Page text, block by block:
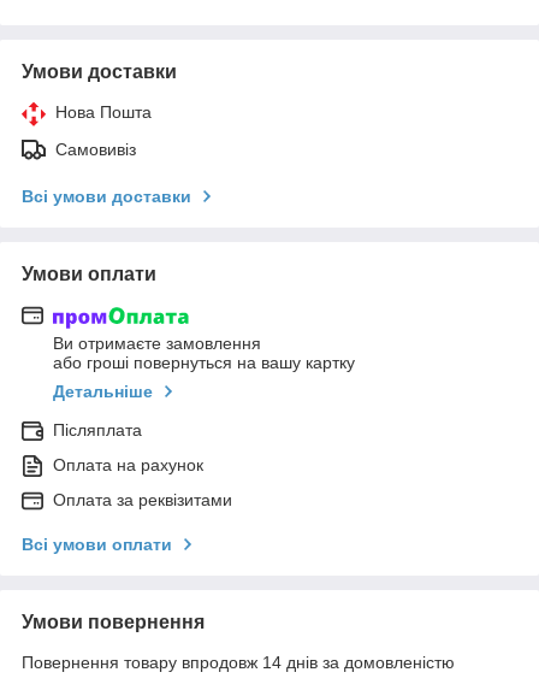
Умови доставки
Нова Пошта
Самовивіз
Всі умови доставки
Умови оплати
Ви отримаєте замовлення
або гроші повернуться на вашу картку
Детальніше
Післяплата
Оплата на рахунок
Оплата за реквізитами
Всі умови оплати
Умови повернення
Повернення товару впродовж 14 днів за домовленістю